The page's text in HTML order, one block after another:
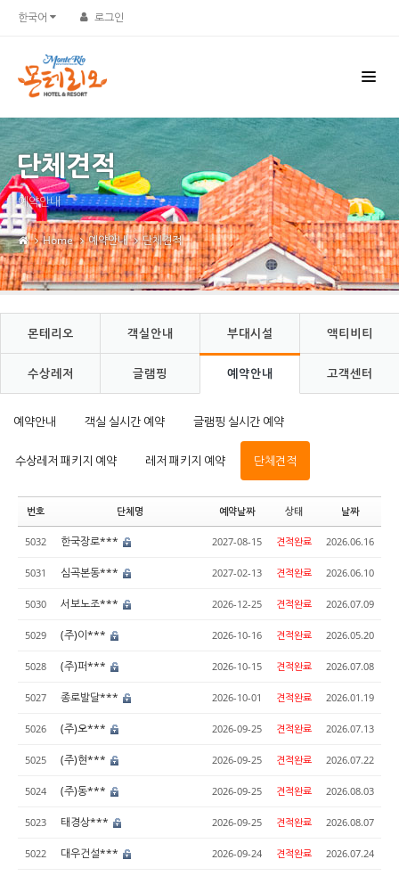
한국어 로그인
단체견적
예약안내
Home 예약안내 단체견적
몬테리오 객실안내 부대시설 액티비티
수상레저 글램핑 예약안내 고객센터
예약안내 객실 실시간 예약 글램핑 실시간 예약
수상레저 패키지 예약 레저 패키지 예약 단체견적
번호 단체명 예약날짜 상태 날짜
5032 한국장로*** 2027-08-15 견적완료 2026.06.16
5031 심곡본동*** 2027-02-13 견적완료 2026.06.10
5030 서보노조*** 2026-12-25 견적완료 2026.07.09
5029 (주)이*** 2026-10-16 견적완료 2026.05.20
5028 (주)퍼*** 2026-10-15 견적완료 2026.07.08
5027 종로발달*** 2026-10-01 견적완료 2026.01.19
5026 (주)오*** 2026-09-25 견적완료 2026.07.13
5025 (주)현*** 2026-09-25 견적완료 2026.07.22
5024 (주)동*** 2026-09-25 견적완료 2026.08.03
5023 태경상*** 2026-09-25 견적완료 2026.08.07
5022 대우건설*** 2026-09-24 견적완료 2026.07.24
Sketchbook5, 스케치북5